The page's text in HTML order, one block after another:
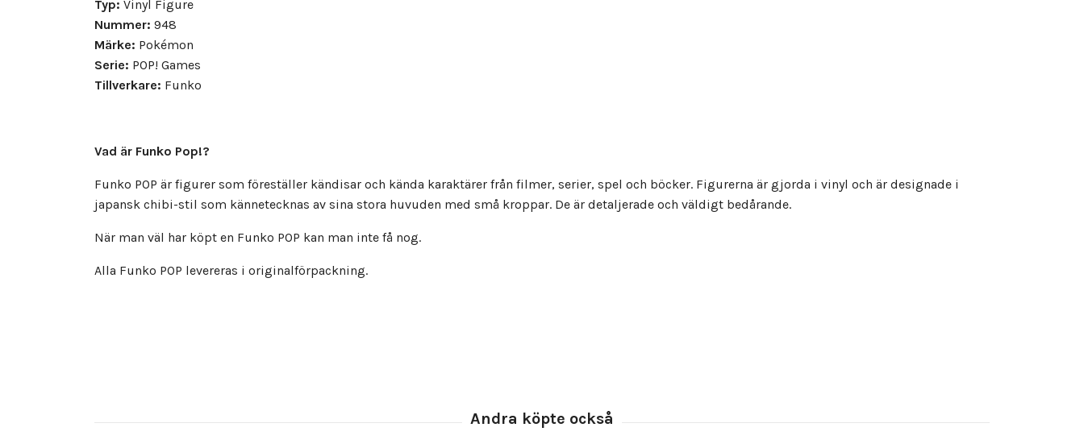
Typ: Vinyl Figure
Nummer: 948
Märke: Pokémon
Serie: POP! Games
Tillverkare: Funko
Vad är Funko Pop!?
Funko POP är figurer som föreställer kändisar och kända karaktärer från filmer, serier, spel och böcker. Figurerna är gjorda i vinyl och är designade i
japansk chibi-stil som kännetecknas av sina stora huvuden med små kroppar. De är detaljerade och väldigt bedårande.
När man väl har köpt en Funko POP kan man inte få nog.
Alla Funko POP levereras i originalförpackning.